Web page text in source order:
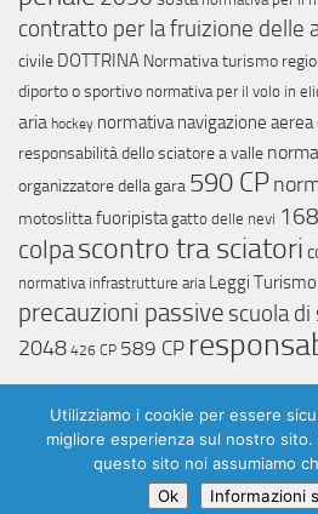
contratto per la fruizione delle
civile DOTTRINA Normativa turismo
diporto o sportivo normativa per il volo in
aria hockey normativa navigazione
responsabilità dello sciatore a valle
organizzatore della gara 590 CP
motoslittafuoripista gatto delle nevi
colpascontro tra sciatori
normativa infrastrutture aria Leggi
precauzioni passive scuola di
2048 426 CP 589 CP
2026lawtech. Tutti i
Utilizziamo i cookie per essere
migliore esperienza sul nostro
questo sito noi assumiamo
Ok
Informazioni